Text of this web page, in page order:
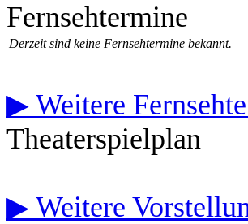
Fernsehtermine
Derzeit sind keine Fernsehtermine bekannt.
▶ Weitere
Theaterspielplan
▶ Weitere